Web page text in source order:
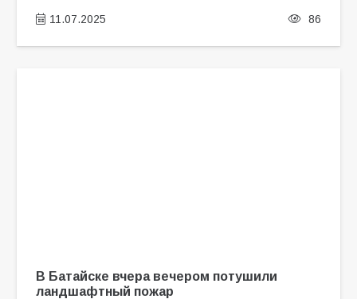
11.07.2025 86
В Батайске вчера вечером потушили
ландшафтный пожар